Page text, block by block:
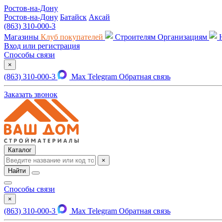
Ростов-на-Дону
Ростов-на-Дону Батайск Аксай
(863) 310-000-3
Магазины Клуб покупателей Строителям Организациям
Вход или регистрация
Способы связи
×
(863) 310-000-3 Max Telegram Обратная связь
Заказать звонок
Каталог
×
Найти
Способы связи
×
(863) 310-000-3 Max Telegram Обратная связь